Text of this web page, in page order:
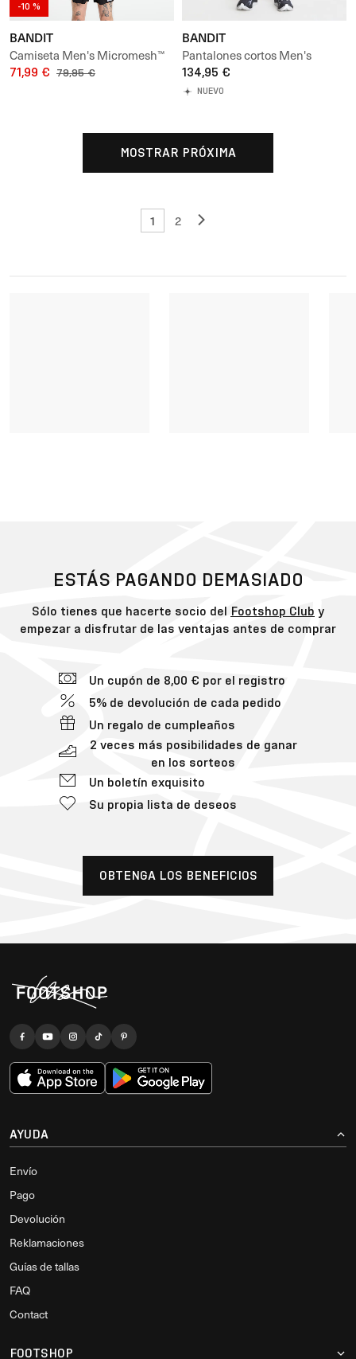
-10 %
BANDIT
Camiseta Men's Micromesh™
Merrow Run Tee
71,99 € 79,95 €
BANDIT
Pantalones cortos Men's
Striped Cadence™ Half Tights
134,95 €
NUEVO
MOSTRAR PRÓXIMA
1 2
ESTÁS PAGANDO DEMASIADO
Sólo tienes que hacerte socio del Footshop Club y
empezar a disfrutar de las ventajas antes de comprar
Un cupón de 8,00 € por el registro
5% de devolución de cada pedido
Un regalo de cumpleaños
2 veces más posibilidades de ganar
en los sorteos
Un boletín exquisito
Su propia lista de deseos
OBTENGA LOS BENEFICIOS
AYUDA
Envío
Pago
Devolución
Reklamaciones
Guías de tallas
FAQ
Contact
FOOTSHOP